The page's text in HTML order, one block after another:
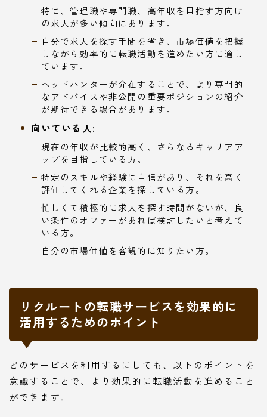
特に、管理職や専門職、高年収を目指す方向け
の求人が多い傾向にあります。
自分で求人を探す手間を省き、市場価値を把握
しながら効率的に転職活動を進めたい方に適し
ています。
ヘッドハンターが介在することで、より専門的
なアドバイスや非公開の重要ポジションの紹介
が期待できる場合があります。
向いている人:
現在の年収が比較的高く、さらなるキャリアア
ップを目指している方。
特定のスキルや経験に自信があり、それを高く
評価してくれる企業を探している方。
忙しくて積極的に求人を探す時間がないが、良
い条件のオファーがあれば検討したいと考えて
いる方。
自分の市場価値を客観的に知りたい方。
リクルートの転職サービスを効果的に
活用するためのポイント
どのサービスを利用するにしても、以下のポイントを
意識することで、より効果的に転職活動を進めること
ができます。